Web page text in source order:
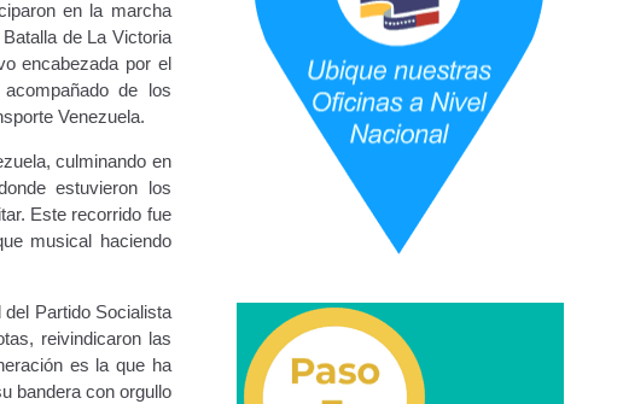
URBANAS-INTERURBANAS) – Frecuentes
Grado (5°).
Servicios Conexos
en la marcha
de La Victoria
encabezada por el
de los
Venezuela.
culminando en
estuvieron los
Este recorrido fue
musical haciendo
Partido Socialista
reivindicaron las
es la que ha
bandera con orgullo